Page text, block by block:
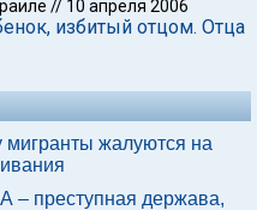
// 10 апреля 2006
избитый отцом. Отца
жалуются на
– преступная держава,